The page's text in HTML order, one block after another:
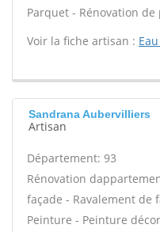
Parquet - Rénovation
Voir la fiche artisan :
Sandrana Aubervilliers
Artisan
Département: 93
Rénovation
façade - Ravalement de
Peinture - Peinture